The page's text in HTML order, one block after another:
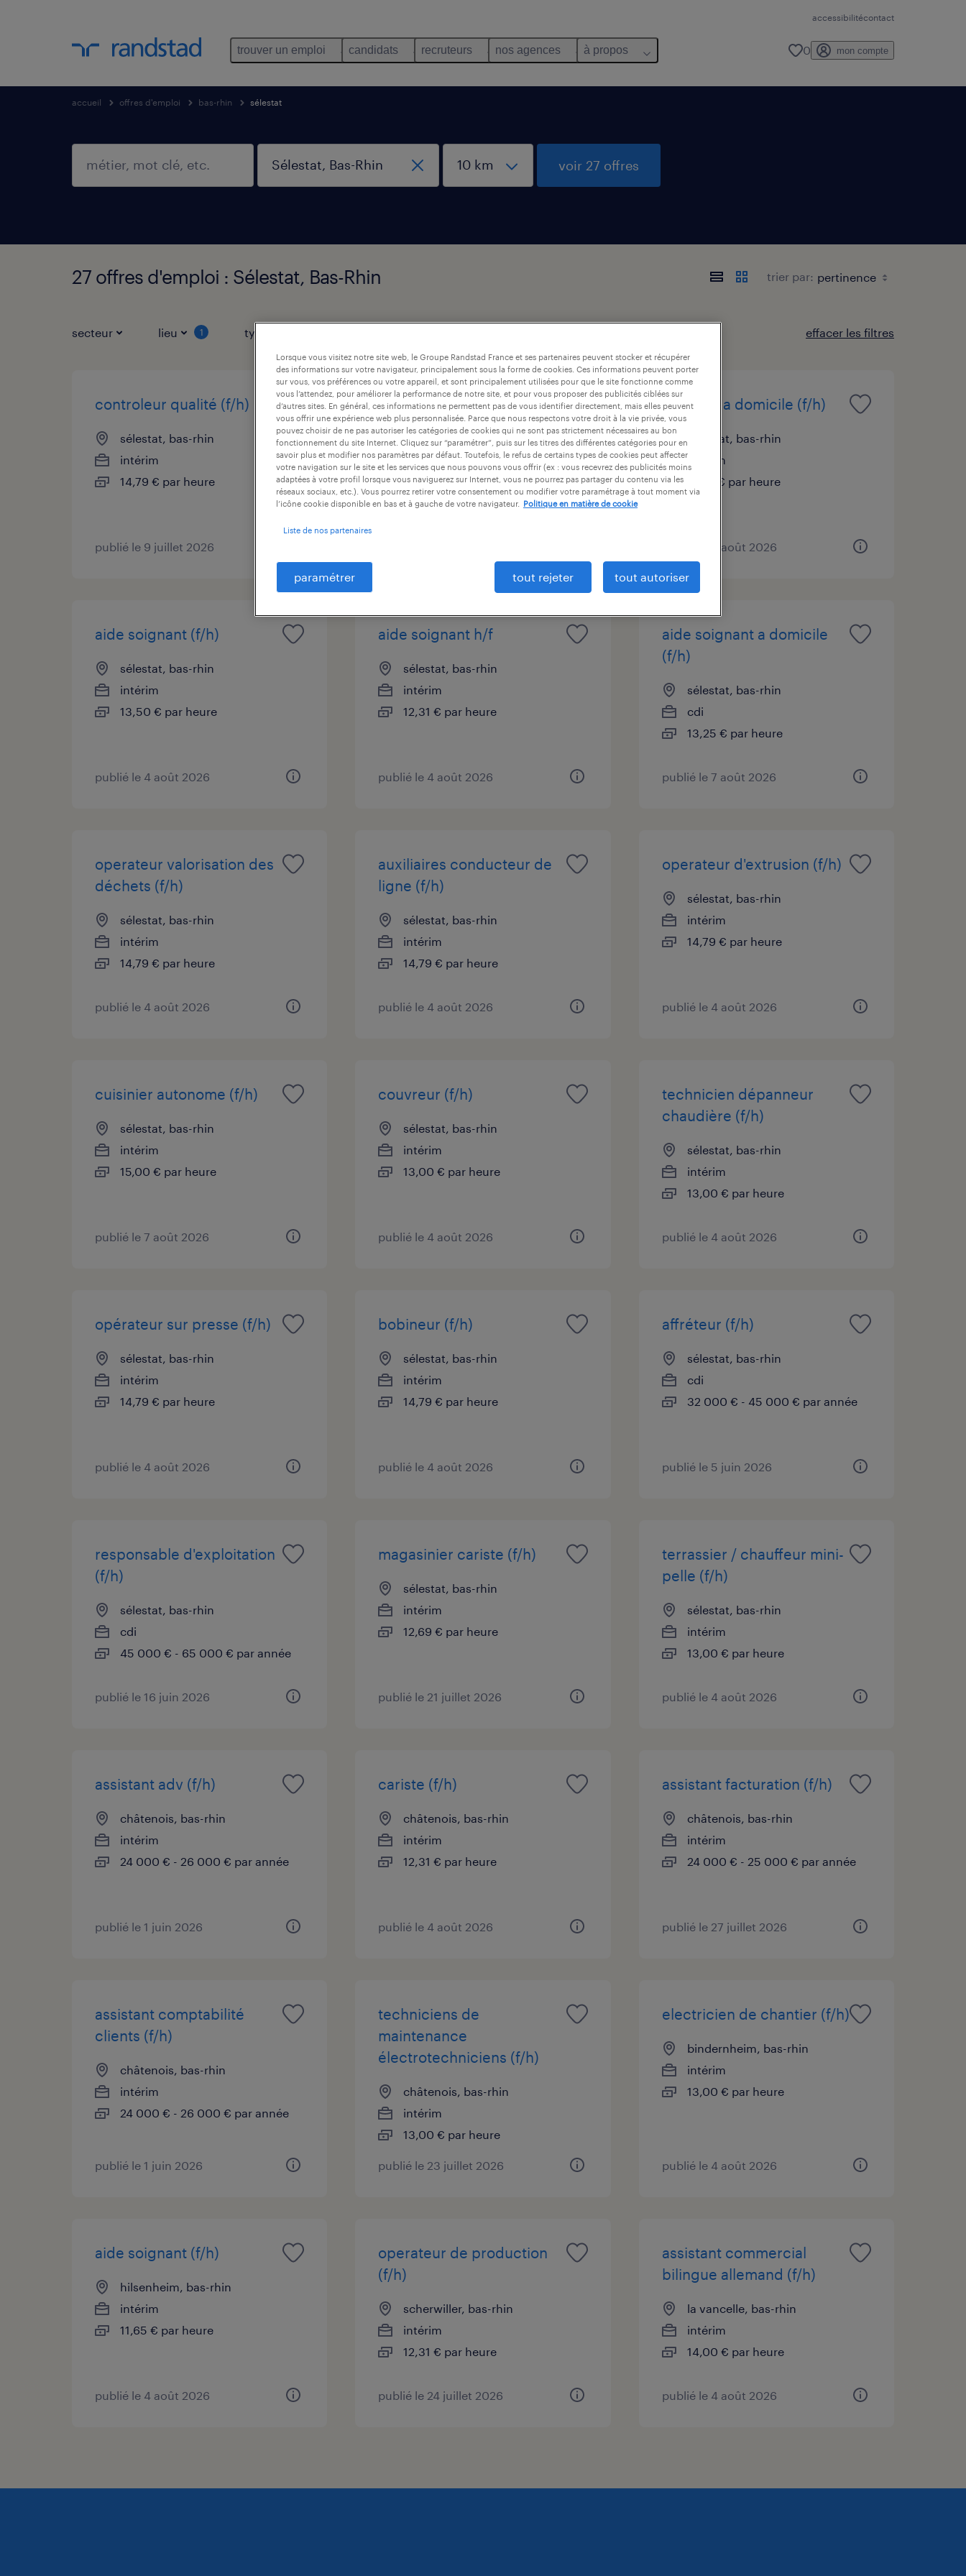
accessibilitécontact
trouver un emploi candidats recruteurs nos agences à propos 0 mon compte
accueil offres d'emploi bas-rhin sélestat
voir 27 offres
27 offres d'emploi : Sélestat, Bas-Rhin trier par:
secteur lieu 1 type de contrat effacer les filtres
controleur qualité (f/h)
sélestat, bas-rhin
intérim
14,79 € par heure
publié le 9 juillet 2026
second de machine (f/h)
sélestat, bas-rhin
intérim
12,69 € par heure
infirmier a domicile (f/h)
sélestat, bas-rhin
intérim
16,14 € par heure
publié le 4 août 2026
aide soignant (f/h)
sélestat, bas-rhin
intérim
13,50 € par heure
publié le 4 août 2026
aide soignant h/f
sélestat, bas-rhin
intérim
12,31 € par heure
publié le 4 août 2026
aide soignant a domicile
(f/h)
sélestat, bas-rhin
cdi
13,25 € par heure
publié le 7 août 2026
operateur valorisation des
déchets (f/h)
sélestat, bas-rhin
intérim
14,79 € par heure
publié le 4 août 2026
auxiliaires conducteur de
ligne (f/h)
sélestat, bas-rhin
intérim
14,79 € par heure
publié le 4 août 2026
operateur d'extrusion (f/h)
sélestat, bas-rhin
intérim
14,79 € par heure
publié le 4 août 2026
cuisinier autonome (f/h)
sélestat, bas-rhin
intérim
15,00 € par heure
publié le 7 août 2026
couvreur (f/h)
sélestat, bas-rhin
intérim
13,00 € par heure
publié le 4 août 2026
technicien dépanneur
chaudière (f/h)
sélestat, bas-rhin
intérim
13,00 € par heure
publié le 4 août 2026
opérateur sur presse (f/h)
sélestat, bas-rhin
intérim
14,79 € par heure
publié le 4 août 2026
bobineur (f/h)
sélestat, bas-rhin
intérim
14,79 € par heure
publié le 4 août 2026
affréteur (f/h)
sélestat, bas-rhin
cdi
32 000 € - 45 000 € par année
publié le 5 juin 2026
responsable d'exploitation
(f/h)
sélestat, bas-rhin
cdi
45 000 € - 65 000 € par année
publié le 16 juin 2026
magasinier cariste (f/h)
sélestat, bas-rhin
intérim
12,69 € par heure
publié le 21 juillet 2026
terrassier / chauffeur mini-
pelle (f/h)
sélestat, bas-rhin
intérim
13,00 € par heure
publié le 4 août 2026
assistant adv (f/h)
châtenois, bas-rhin
intérim
24 000 € - 26 000 € par année
publié le 1 juin 2026
cariste (f/h)
châtenois, bas-rhin
intérim
12,31 € par heure
publié le 4 août 2026
assistant facturation (f/h)
châtenois, bas-rhin
intérim
24 000 € - 25 000 € par année
publié le 27 juillet 2026
assistant comptabilité
clients (f/h)
châtenois, bas-rhin
intérim
24 000 € - 26 000 € par année
publié le 1 juin 2026
techniciens de
maintenance
électrotechniciens (f/h)
châtenois, bas-rhin
intérim
13,00 € par heure
publié le 23 juillet 2026
electricien de chantier (f/h)
bindernheim, bas-rhin
intérim
13,00 € par heure
publié le 4 août 2026
aide soignant (f/h)
hilsenheim, bas-rhin
intérim
11,65 € par heure
publié le 4 août 2026
operateur de production
(f/h)
scherwiller, bas-rhin
intérim
12,31 € par heure
publié le 24 juillet 2026
assistant commercial
bilingue allemand (f/h)
la vancelle, bas-rhin
intérim
14,00 € par heure
publié le 4 août 2026
Lorsque vous visitez notre site web, le Groupe Randstad France et ses partenaires peuvent stocker et récupérer
des informations sur votre navigateur, principalement sous la forme de cookies. Ces informations peuvent porter
sur vous, vos préférences ou votre appareil, et sont principalement utilisées pour que le site fonctionne comme
vous l’attendez, pour améliorer la performance de notre site, et pour vous proposer des publicités ciblées sur
d’autres sites. En général, ces informations ne permettent pas de vous identifier directement, mais elles peuvent
vous offrir une expérience web plus personnalisée. Parce que nous respectons votre droit à la vie privée, vous
pouvez choisir de ne pas autoriser les catégories de cookies qui ne sont pas strictement nécessaires au bon
fonctionnement du site Internet. Cliquez sur “paramétrer”, puis sur les titres des différentes catégories pour en
savoir plus et modifier nos paramètres par défaut. Toutefois, le refus de certains types de cookies peut affecter
votre navigation sur le site et les services que nous pouvons vous offrir (ex : vous recevrez des publicités moins
adaptées à votre profil lorsque vous naviguerez sur Internet, vous ne pourrez pas partager du contenu via les
réseaux sociaux, etc.). Vous pourrez retirer votre consentement ou modifier votre paramétrage à tout moment via
l’icône cookie disponible en bas et à gauche de votre navigateur.
Politique en matière de cookie
Liste de nos partenaires
paramétrer tout rejeter tout autoriser